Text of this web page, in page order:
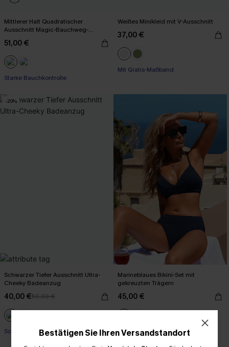
Mittlerer Halt Quadratischer
Ausschnitt Magic-Bauchweg-
51,00 €
Starke Bauchkontrolle
Weißes Minikleid mit V-Ausschnitt
37,00 €
Mit Gratis-Maßband
-20%
Schwarzer Tiefer Ausschnitt Ultra-
Cheeky Badeanzug
40,00 €50,00 €
Schnürung
Marineblaues Bikini-Set mit
gekreuzten Trägern
45,00 €
Mit Gratis-Maßband
Bestätigen Sie Ihren Versandstandort